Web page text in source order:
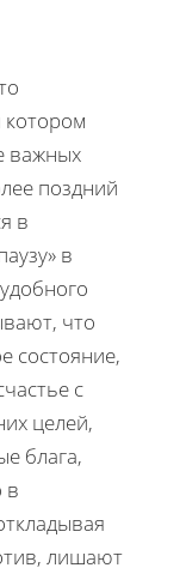
котором
важных
поздний
в
в
что
состояние,
с
целей,
блага,
в
лишают